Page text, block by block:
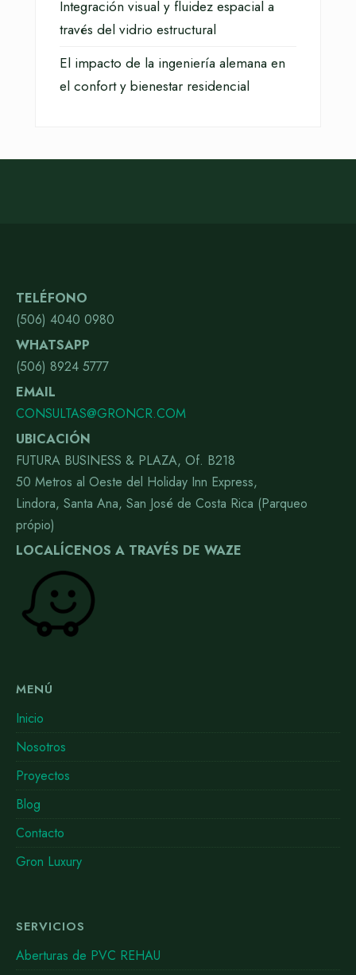
Integración visual y fluidez espacial a
través del vidrio estructural
El impacto de la ingeniería alemana en
el confort y bienestar residencial
TELÉFONO
(506) 4040 0980
WHATSAPP
(506) 8924 5777
EMAIL
CONSULTAS@GRONCR.COM
UBICACIÓN
FUTURA BUSINESS & PLAZA, Of. B218
50 Metros al Oeste del Holiday Inn Express,
Lindora, Santa Ana, San José de Costa Rica (Parqueo
própio)
LOCALÍCENOS A TRAVÉS DE WAZE
MENÚ
Inicio
Nosotros
Proyectos
Blog
Contacto
Gron Luxury
SERVICIOS
Aberturas de PVC REHAU